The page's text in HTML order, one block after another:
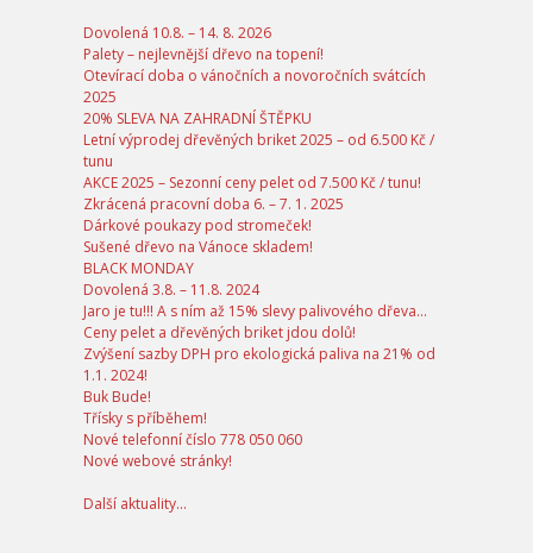
Dovolená 10.8. – 14. 8. 2026
Palety – nejlevnější dřevo na topení!
Otevírací doba o vánočních a novoročních svátcích
2025
20% SLEVA NA ZAHRADNÍ ŠTĚPKU
Letní výprodej dřevěných briket 2025 – od 6.500 Kč /
tunu
AKCE 2025 – Sezonní ceny pelet od 7.500 Kč / tunu!
Zkrácená pracovní doba 6. – 7. 1. 2025
Dárkové poukazy pod stromeček!
Sušené dřevo na Vánoce skladem!
BLACK MONDAY
Dovolená 3.8. – 11.8. 2024
Jaro je tu!!! A s ním až 15% slevy palivového dřeva…
Ceny pelet a dřevěných briket jdou dolů!
Zvýšení sazby DPH pro ekologická paliva na 21% od
1.1. 2024!
Buk Bude!
Třísky s příběhem!
Nové telefonní číslo 778 050 060
Nové webové stránky!
Další aktuality...